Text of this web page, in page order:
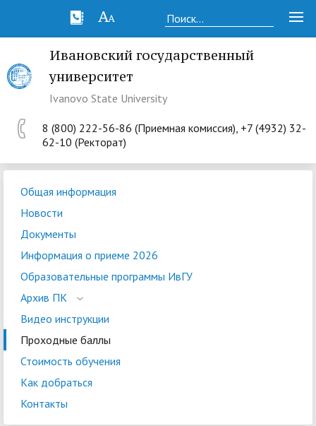
Ивановский государственный
университет
Ivanovo State University
8 (800) 222-56-86 (Приемная комиссия), +7 (4932) 32-
62-10 (Ректорат)
Общая информация
Новости
Документы
Информация о приеме 2026
Образовательные программы ИвГУ
Архив ПК
Видео инструкции
Проходные баллы
Стоимость обучения
Как добраться
Контакты